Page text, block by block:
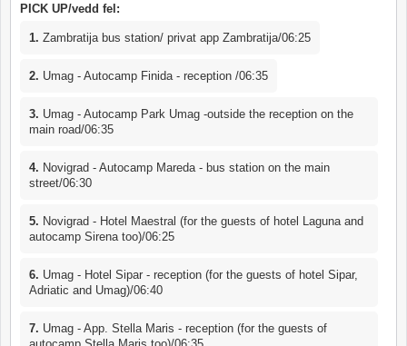
PICK UP/vedd fel:
1. Zambratija bus station/ privat app Zambratija/06:25
2. Umag - Autocamp Finida - reception /06:35
3. Umag - Autocamp Park Umag -outside the reception on the
main road/06:35
4. Novigrad - Autocamp Mareda - bus station on the main
street/06:30
5. Novigrad - Hotel Maestral (for the guests of hotel Laguna and
autocamp Sirena too)/06:25
6. Umag - Hotel Sipar - reception (for the guests of hotel Sipar,
Adriatic and Umag)/06:40
7. Umag - App. Stella Maris - reception (for the guests of